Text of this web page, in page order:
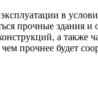
в
прочные здания
а также
прочнее будет